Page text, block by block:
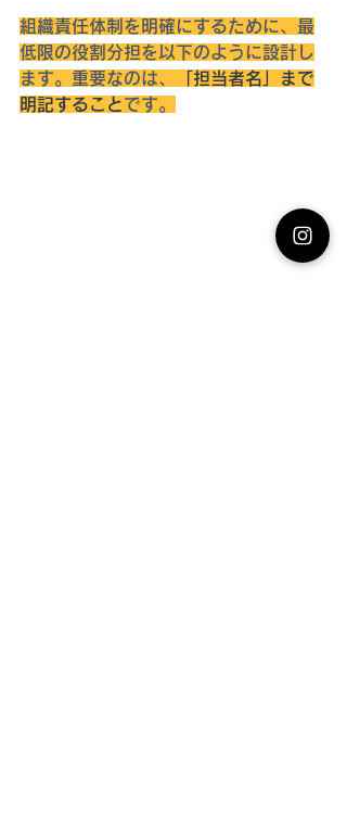
組織責任体制を明確にするために、最
低限の役割分担を以下のように設計し
ます。重要なのは、
「担当者名」まで
明記することです。